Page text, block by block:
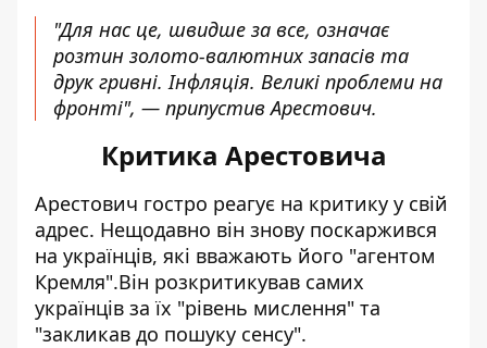
"Для нас це, швидше за все, означає
розтин золото-валютних запасів та
друк гривні. Інфляція. Великі проблеми на
фронті", — припустив Арестович.
Критика Арестовича
Арестович гостро реагує на критику у свій
адрес. Нещодавно він знову поскаржився
на українців, які вважають його "агентом
Кремля".Він розкритикував самих
українців за їх "рівень мислення" та
"закликав до пошуку сенсу".